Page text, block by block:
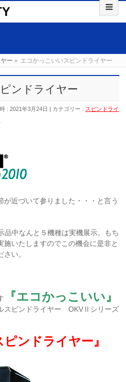
ー » エコかっこいいスピンドライヤー
ンドライヤー
: 2021年3月24日 カテゴリー : スピンドライ
近づいて参りました・・・と言う
品中なんと５機種は実機展示。もち
施いたしますのでこの機会に是非と
い。
『エコかっこいい』
スピンドライヤー OKVⅡシリーズ
ピンドライヤー』